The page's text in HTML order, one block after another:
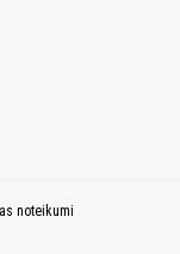
noteikumi